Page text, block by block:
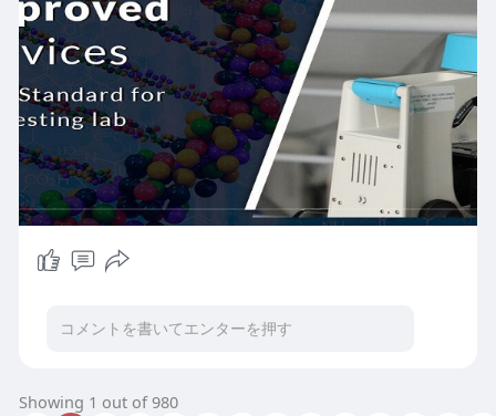
Showing 1 out of 980